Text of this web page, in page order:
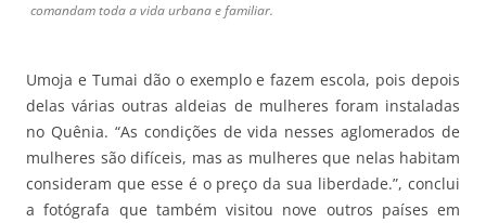
comandam toda a vida urbana e familiar.
Umoja e Tumai dão o exemplo e fazem escola, pois depois
delas várias outras aldeias de mulheres foram instaladas
no Quênia. “As condições de vida nesses aglomerados de
mulheres são difíceis, mas as mulheres que nelas habitam
consideram que esse é o preço da sua liberdade.”, conclui
a fotógrafa que também visitou nove outros países em